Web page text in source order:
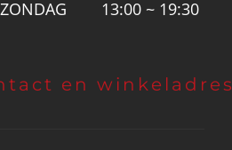
ZONDAG
13:00 ~ 19:30
en winkeladres